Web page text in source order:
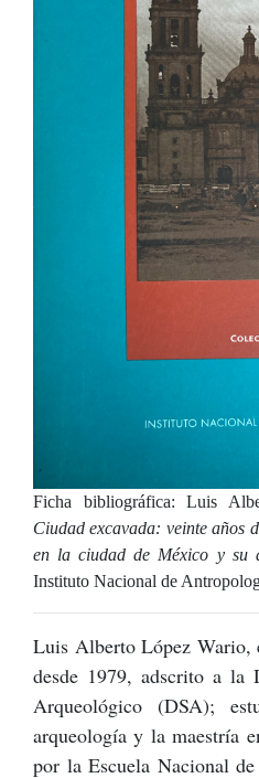
Ficha bibliográfica: Luis
Ciudad excavada: veinte años
en la ciudad de México y su
Instituto Nacional de
Luis Alberto López Wario,
desde 1979, adscrito a la
Arqueológico (DSA);
arqueología y la maestría
por la Escuela Nacional